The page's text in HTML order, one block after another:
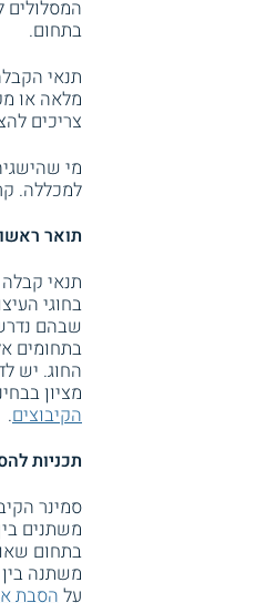
המסלולים
בתחום.
תנאי
מלאה או
צריכים
מי
למכללה.
תואר
תנאי
בחוגי
שבהם
בתחומים
מציון
הקיבוצים.
תכניות
סמינר
משתנים
בתחום
משתנה
עלהסבת